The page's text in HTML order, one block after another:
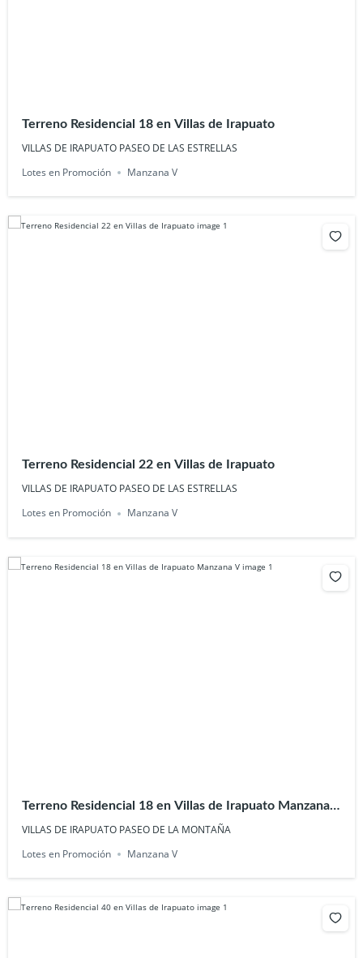
Terreno Residencial 18 en Villas de Irapuato
VILLAS DE IRAPUATO PASEO DE LAS ESTRELLAS
Lotes en Promoción
Manzana V
Terreno Residencial 22 en Villas de Irapuato
VILLAS DE IRAPUATO PASEO DE LAS ESTRELLAS
Lotes en Promoción
Manzana V
Terreno Residencial 18 en Villas de Irapuato Manzana
V
VILLAS DE IRAPUATO PASEO DE LA MONTAÑA
Lotes en Promoción
Manzana V